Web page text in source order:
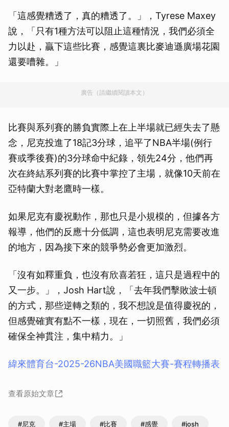
「這感覺糟透了，真的糟透了。」，Tyrese Maxey
說，「只有1種方法可以阻止這種情況，我們必須全
力以赴，贏下這些比賽，感覺這裏比麥迪遜廣場花園
還要嘈雜。」
廣告（請繼續閱讀本文）
比賽與系列賽的勝負實際上在上半場就已經失去了懸
念，尼克投進了18記3分球，追平了NBA半場(例行
賽或季後賽)的3分球命中紀錄，領先24分，他們再
次在終結系列賽的比賽中掌控了主場，就像10天前在
亞特蘭大對老鷹時一樣。
如果尼克有慶祝動作，那也只是小規模的，但據各方
報導，他們的反應十分低調，這也表明尼克需要改進
的地方，因為接下來的競爭勢必會更加激烈。
「沒有如釋重負，也沒有欣喜若狂，這只是過程中的
又一步。」，Josh Hart說，「去年我們擊敗波士頓
的方式，那些逆轉之類的，我不想說是值得慶祝的，
但感覺確實有點不一樣，現在，一切照舊，我們必須
確保全神貫注，集中精力。」
緯來體育台-2025-26NBA美國職籃大賽-賽程轉播表
查看原始文章
#尼克 #主場 #比賽 #感覺 #josh